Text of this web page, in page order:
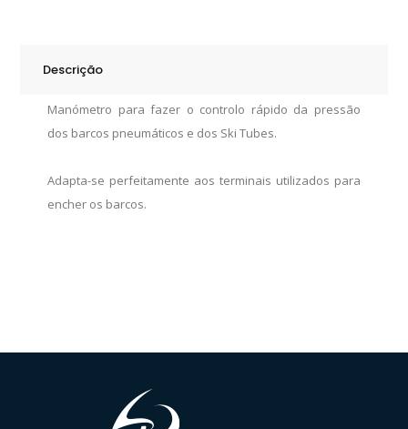
Descrição
Manómetro para fazer o controlo rápido da pressão
dos barcos pneumáticos e dos Ski Tubes.
Adapta-se perfeitamente aos terminais utilizados para
encher os barcos.